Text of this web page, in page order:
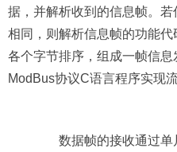
据，并解析收到的信息帧。
相同，则解析信息帧的功能
各个字节排序，组成一帧信息
ModBus协议C语言程序实现
数据帧的接收通过单